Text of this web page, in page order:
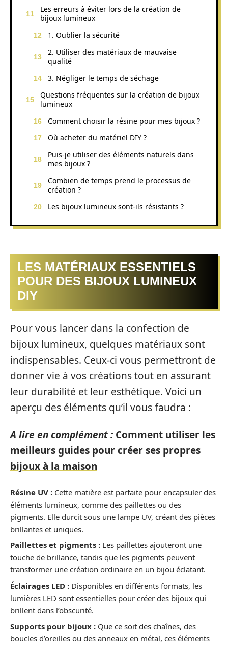
Les erreurs à éviter lors de la création de
bijoux lumineux
1. Oublier la sécurité
2. Utiliser des matériaux de mauvaise
qualité
3. Négliger le temps de séchage
Questions fréquentes sur la création de bijoux
lumineux
Comment choisir la résine pour mes bijoux ?
Où acheter du matériel DIY ?
Puis-je utiliser des éléments naturels dans
mes bijoux ?
Combien de temps prend le processus de
création ?
Les bijoux lumineux sont-ils résistants ?
LES MATÉRIAUX ESSENTIELS
POUR DES BIJOUX LUMINEUX
DIY
Pour vous lancer dans la confection de
bijoux lumineux, quelques matériaux sont
indispensables. Ceux-ci vous permettront de
donner vie à vos créations tout en assurant
leur durabilité et leur esthétique. Voici un
aperçu des éléments qu’il vous faudra :
A lire en complément : Comment utiliser les
meilleurs guides pour créer ses propres
bijoux à la maison
Résine UV : Cette matière est parfaite pour encapsuler des
éléments lumineux, comme des paillettes ou des
pigments. Elle durcit sous une lampe UV, créant des pièces
brillantes et uniques.
Paillettes et pigments : Les paillettes ajouteront une
touche de brillance, tandis que les pigments peuvent
transformer une création ordinaire en un bijou éclatant.
Éclairages LED : Disponibles en différents formats, les
lumières LED sont essentielles pour créer des bijoux qui
brillent dans l’obscurité.
Supports pour bijoux : Que ce soit des chaînes, des
boucles d’oreilles ou des anneaux en métal, ces éléments